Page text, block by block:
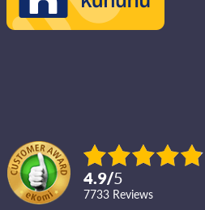
4.9/5
7733 reviews